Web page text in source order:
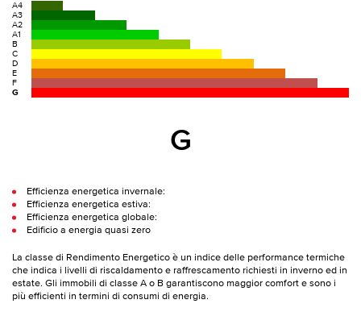
A4
A3
A2
A1
B
C
D
E
F
G
G
Efficienza energetica invernale:
Efficienza energetica estiva:
Efficienza energetica globale:
Edificio a energia quasi zero
La classe di Rendimento Energetico è un indice delle performance termiche
che indica i livelli di riscaldamento e raffrescamento richiesti in inverno ed in
estate. Gli immobili di classe A o B garantiscono maggior comfort e sono i
più efficienti in termini di consumi di energia.